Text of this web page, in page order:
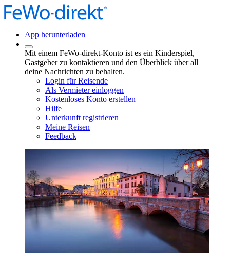
App herunterladen
Mit einem FeWo-direkt-Konto ist es ein Kinderspiel,
Gastgeber zu kontaktieren und den Überblick über all
deine Nachrichten zu behalten.
Login für Reisende
Als Vermieter einloggen
Kostenloses Konto erstellen
Hilfe
Unterkunft registrieren
Meine Reisen
Feedback